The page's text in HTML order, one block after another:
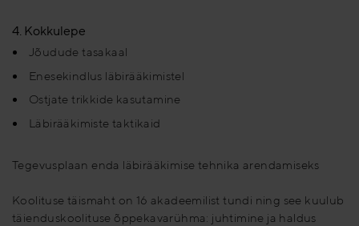
4. Kokkulepe
Jõudude tasakaal
Enesekindlus läbirääkimistel
Ostjate trikkide kasutamine
Läbirääkimiste taktikaid
Tegevusplaan enda läbirääkimise tehnika arendamiseks
Koolituse täismaht on 16 akadeemilist tundi ning see kuulub
täienduskoolituse õppekavarühma: juhtimine ja haldus